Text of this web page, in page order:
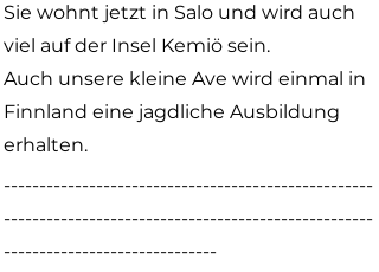
Sie wohnt jetzt in Salo und wird auch
viel auf der Insel Kemiö sein.
Auch unsere kleine Ave wird einmal in
Finnland eine jagdliche Ausbildung
erhalten.
----------------------------------------------------
----------------------------------------------------
------------------------------